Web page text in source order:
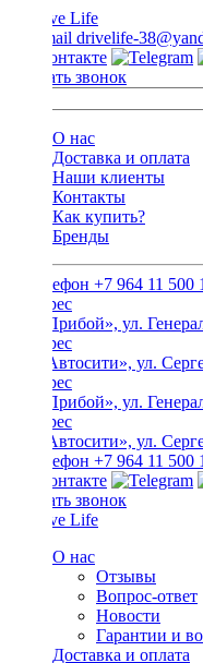
drivelife-
Заказать звонок
О нас
Доставка и оплата
Наши клиенты
Контакты
Как купить?
Бренды
+7 964 11 500
ТЦ «Прибой», ул.
ТЦ «Автосити», ул.
ТЦ «Прибой», ул.
ТЦ «Автосити», ул.
+7 964 11 500
Заказать звонок
О нас
Отзывы
Вопрос-ответ
Новости
Гарантии и
Доставка и оплата